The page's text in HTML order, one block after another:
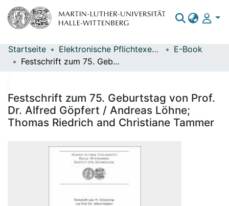
Bereiche & Sammlungen
Statistiken
Startseite Elektronische Pflichtexemplare
E-Book
Festschrift zum 75. Geburtstag von Prof. Dr. Alfred Göpfert / Andreas Löhne; Thomas Riedrich and Christiane Tammer
Festschrift zum 75. Geburtstag von Prof.
Dr. Alfred Göpfert / Andreas Löhne;
Thomas Riedrich and Christiane Tammer